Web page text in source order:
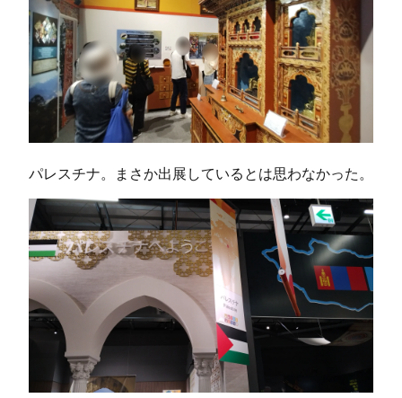
パレスチナ。まさか出展しているとは思わなかった。